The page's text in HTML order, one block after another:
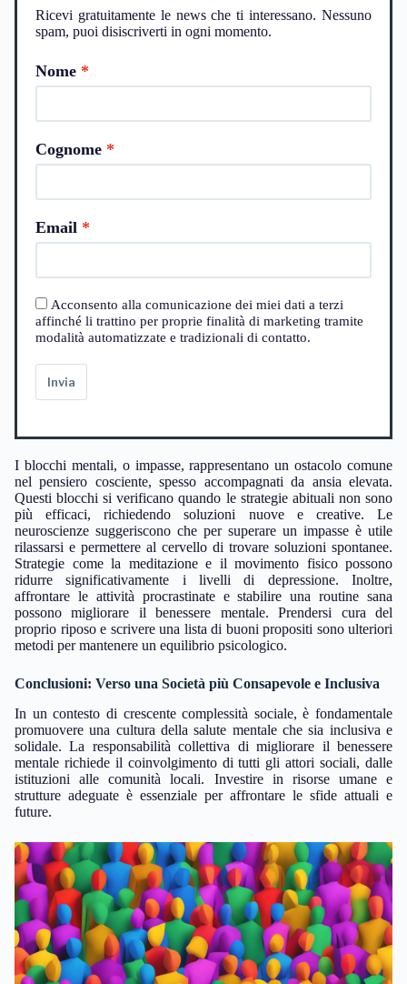
Ricevi gratuitamente le news che ti interessano. Nessuno
spam, puoi disiscriverti in ogni momento.
Nome
Cognome
Email
Acconsento alla comunicazione dei miei dati a terzi
affinché li trattino per proprie finalità di marketing tramite
modalità automatizzate e tradizionali di contatto.
Invia
I blocchi mentali, o impasse, rappresentano un ostacolo comune
nel pensiero cosciente, spesso accompagnati da ansia elevata.
Questi blocchi si verificano quando le strategie abituali non sono
più efficaci, richiedendo soluzioni nuove e creative. Le
neuroscienze suggeriscono che per superare un impasse è utile
rilassarsi e permettere al cervello di trovare soluzioni spontanee.
Strategie come la meditazione e il movimento fisico possono
ridurre significativamente i livelli di depressione. Inoltre,
affrontare le attività procrastinate e stabilire una routine sana
possono migliorare il benessere mentale. Prendersi cura del
proprio riposo e scrivere una lista di buoni propositi sono ulteriori
metodi per mantenere un equilibrio psicologico.
Conclusioni: Verso una Società più Consapevole e Inclusiva
In un contesto di crescente complessità sociale, è fondamentale
promuovere una cultura della salute mentale che sia inclusiva e
solidale. La responsabilità collettiva di migliorare il benessere
mentale richiede il coinvolgimento di tutti gli attori sociali, dalle
istituzioni alle comunità locali. Investire in risorse umane e
strutture adeguate è essenziale per affrontare le sfide attuali e
future.